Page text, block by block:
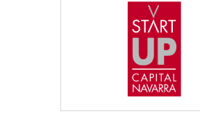
START UP
Desarrollo empresarial